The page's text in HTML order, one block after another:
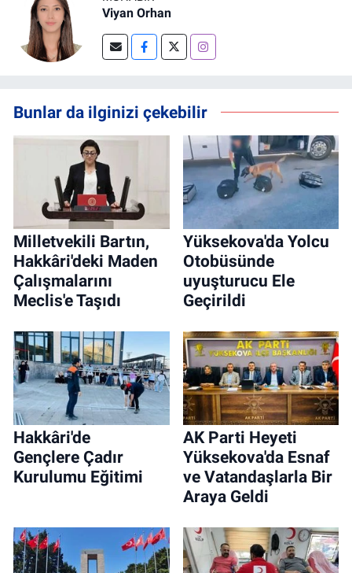
Viyan Orhan
Bunlar da ilginizi çekebilir
Milletvekili Bartın,
Hakkâri'deki Maden
Çalışmalarını
Meclis'e Taşıdı
Yüksekova'da Yolcu
Otobüsünde
uyuşturucu Ele
Geçirildi
Hakkâri'de
Gençlere Çadır
Kurulumu Eğitimi
AK Parti Heyeti
Yüksekova'da Esnaf
ve Vatandaşlarla Bir
Araya Geldi